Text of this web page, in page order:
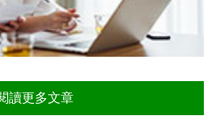
讀更多文章